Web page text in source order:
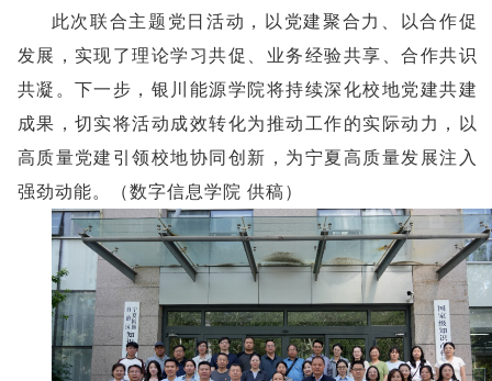
此次联合主题党日活动，以党建聚合力、以合作促
发展，实现了理论学习共促、业务经验共享、合作共识
共凝。下一步，银川能源学院将持续深化校地党建共建
成果，切实将活动成效转化为推动工作的实际动力，以
高质量党建引领校地协同创新，为宁夏高质量发展注入
强劲动能。（数字信息学院 供稿）